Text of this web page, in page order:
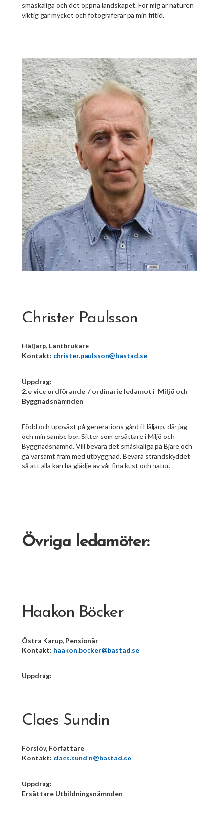
småskaliga och det öppna landskapet. För mig är naturen
viktig går mycket och fotograferar på min fritid.
Christer Paulsson
Häljarp, Lantbrukare
Kontakt: christer.paulsson@bastad.se
Uppdrag:
2:e vice ordförande / ordinarie ledamot i Miljö och
Byggnadsnämnden
Född och uppväxt på generations gård i Häljarp, där jag
och min sambo bor. Sitter som ersättare i Miljö och
Byggnadsnämnd. Vill bevara det småskaliga på Bjäre och
gå varsamt fram med utbyggnad. Bevara strandskyddet
så att alla kan ha glädje av vår fina kust och natur.
Övriga ledamöter:
Haakon Böcker
Östra Karup, Pensionär
Kontakt: haakon.bocker@bastad.se
Uppdrag:
Claes Sundin
Förslöv, Författare
Kontakt: claes.sundin@bastad.se
Uppdrag:
Ersättare Utbildningsnämnden